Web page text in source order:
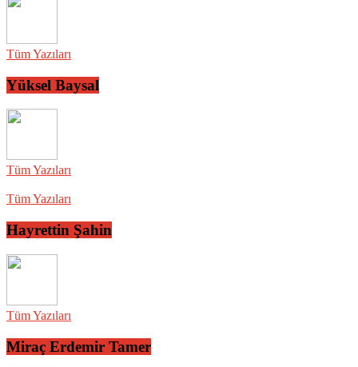
Tüm Yazıları
Yüksel Baysal
Tüm Yazıları
Tüm Yazıları
Hayrettin Şahin
Tüm Yazıları
Miraç Erdemir Tamer